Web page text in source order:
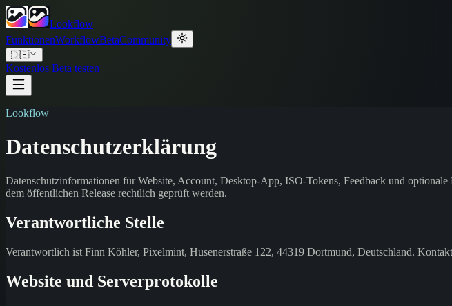
Lookflow
FunktionenWorkflowBetaCommunity
🇩🇪
Kostenlos Beta testen
Lookflow
Datenschutzerklärung
Datenschutzinformationen für Website, Account, Desktop-App, ISO-Tokens, Feedback und
dem öffentlichen Release rechtlich geprüft werden.
Verantwortliche Stelle
Verantwortlich ist Finn Köhler, Pixelmint, Husenerstraße 122, 44319 Dortmund, Deutschland.
Website und Serverprotokolle